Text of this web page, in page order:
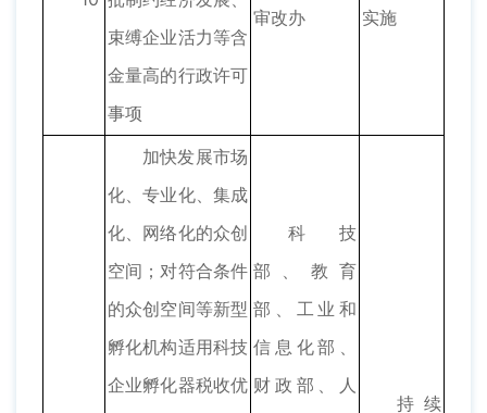
束缚企业活力等含
金量高的行政许可
事项
审改办
实施
加快发展市场
化、专业化、集成
化、网络化的众创
空间；对符合条件
的众创空间等新型
孵化机构适用科技
企业孵化器税收优
科技
部、教育
部、工业和
信息化部、
财政部、人
持续